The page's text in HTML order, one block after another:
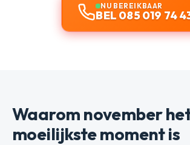
NU BEREIKBAAR
BEL 085 019 74
Waarom november
moeilijkste moment is